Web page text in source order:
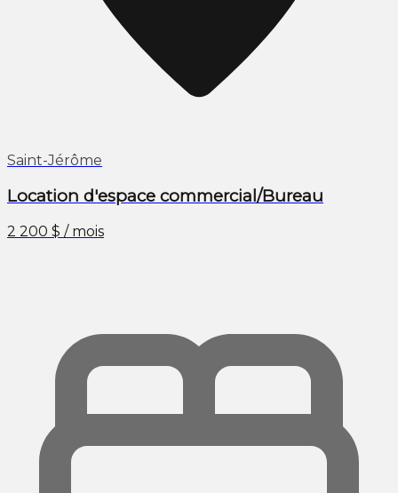
Saint-Jérôme
Location d'espace commercial/Bureau
2 200 $ / mois